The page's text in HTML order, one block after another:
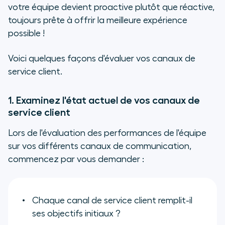
votre équipe devient proactive plutôt que réactive,
toujours prête à offrir la meilleure expérience
possible !
Voici quelques façons d'évaluer vos canaux de
service client.
1. Examinez l'état actuel de vos canaux de
service client
Lors de l'évaluation des performances de l'équipe
sur vos différents canaux de communication,
commencez par vous demander :
Chaque canal de service client remplit-il
ses objectifs initiaux ?